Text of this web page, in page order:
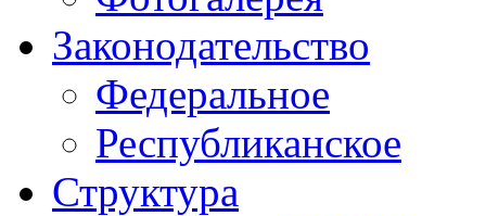
Законодательство
Федеральное
Республиканское
Структура